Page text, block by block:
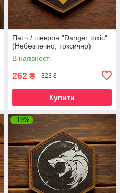
Патч / шеврон "Danger toxic"
(Небезпечно, токсично)
В наявності
262 ₴ 323 ₴
Купити
–19%